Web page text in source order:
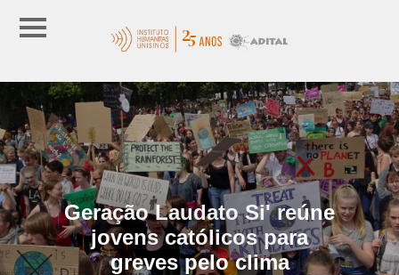
Geração Laudato Si' reúne
jovens católicos para
greves pelo clima